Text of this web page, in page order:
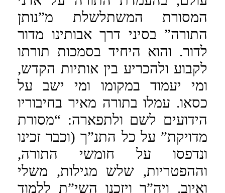
המסורת המשתלשלת מ”נותן
התורה” בסיני דרך אבותינו מדור
לדור. והוא היחיד בסמכות תורתו
לקבוע ולהכריע בין אותיות הקדש,
ומי יעמוד במקומו ומי ישב על
כסאו. עמלו בתורה מאיר בחיבוריו
הידועים לשם ולתפארה: “מסורת
מדויקת” על כל התנ”ך (וכבר זכינו
ונדפסו על חומשי התורה,
וההפטריות, שלש מגילות, משלי
ואיוב. ויה”ר ויזכנו השי”ת ללמוד